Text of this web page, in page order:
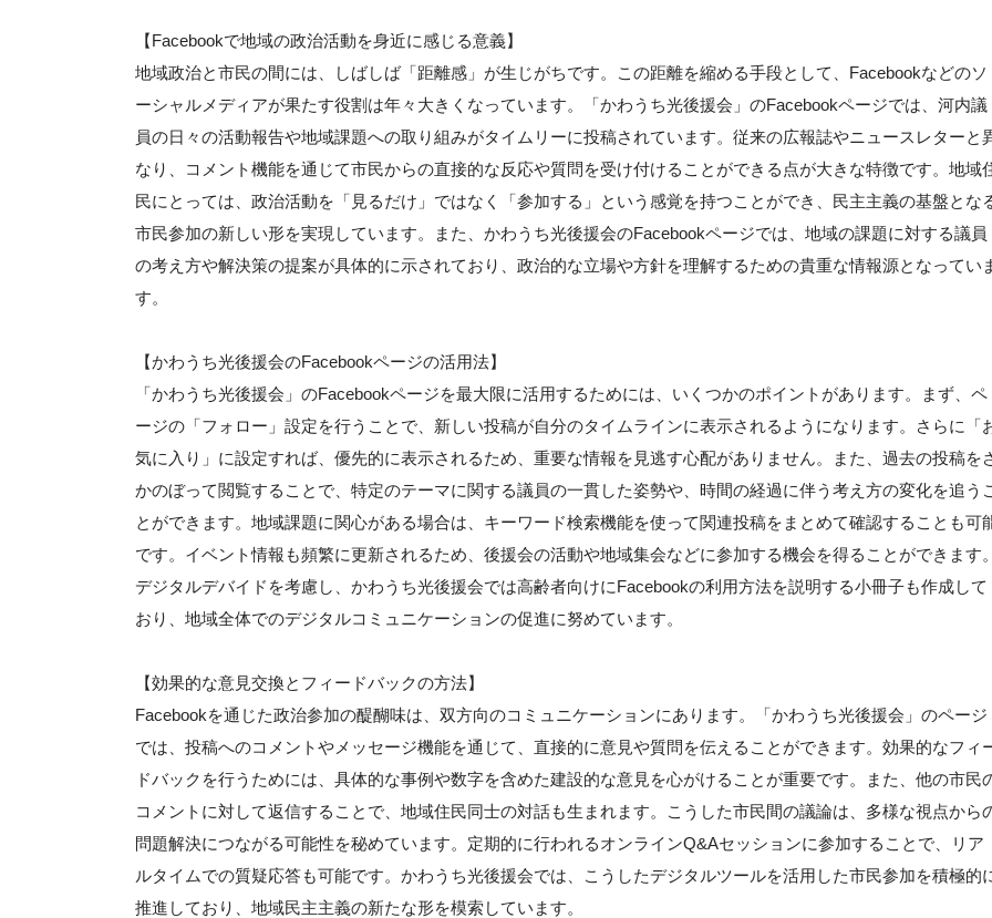
【Facebookで地域の政治活動を身近に感じる意義】
地域政治と市民の間には、しばしば「距離感」が生じがちです。この距離を縮める手段として、Facebookなどのソ
ーシャルメディアが果たす役割は年々大きくなっています。「かわうち光後援会」のFacebookページでは、河内議
員の日々の活動報告や地域課題への取り組みがタイムリーに投稿されています。従来の広報誌やニュースレターと
なり、コメント機能を通じて市民からの直接的な反応や質問を受け付けることができる点が大きな特徴です。地域
民にとっては、政治活動を「見るだけ」ではなく「参加する」という感覚を持つことができ、民主主義の基盤とな
市民参加の新しい形を実現しています。また、かわうち光後援会のFacebookページでは、地域の課題に対する議員
の考え方や解決策の提案が具体的に示されており、政治的な立場や方針を理解するための貴重な情報源となってい
す。
【かわうち光後援会のFacebookページの活用法】
「かわうち光後援会」のFacebookページを最大限に活用するためには、いくつかのポイントがあります。まず、ペ
ージの「フォロー」設定を行うことで、新しい投稿が自分のタイムラインに表示されるようになります。さらに「
気に入り」に設定すれば、優先的に表示されるため、重要な情報を見逃す心配がありません。また、過去の投稿を
かのぼって閲覧することで、特定のテーマに関する議員の一貫した姿勢や、時間の経過に伴う考え方の変化を追う
とができます。地域課題に関心がある場合は、キーワード検索機能を使って関連投稿をまとめて確認することも可
です。イベント情報も頻繁に更新されるため、後援会の活動や地域集会などに参加する機会を得ることができます
デジタルデバイドを考慮し、かわうち光後援会では高齢者向けにFacebookの利用方法を説明する小冊子も作成して
おり、地域全体でのデジタルコミュニケーションの促進に努めています。
【効果的な意見交換とフィードバックの方法】
Facebookを通じた政治参加の醍醐味は、双方向のコミュニケーションにあります。「かわうち光後援会」のページ
では、投稿へのコメントやメッセージ機能を通じて、直接的に意見や質問を伝えることができます。効果的なフィ
ドバックを行うためには、具体的な事例や数字を含めた建設的な意見を心がけることが重要です。また、他の市民
コメントに対して返信することで、地域住民同士の対話も生まれます。こうした市民間の議論は、多様な視点から
問題解決につながる可能性を秘めています。定期的に行われるオンラインQ&Aセッションに参加することで、リア
ルタイムでの質疑応答も可能です。かわうち光後援会では、こうしたデジタルツールを活用した市民参加を積極的
推進しており、地域民主主義の新たな形を模索しています。